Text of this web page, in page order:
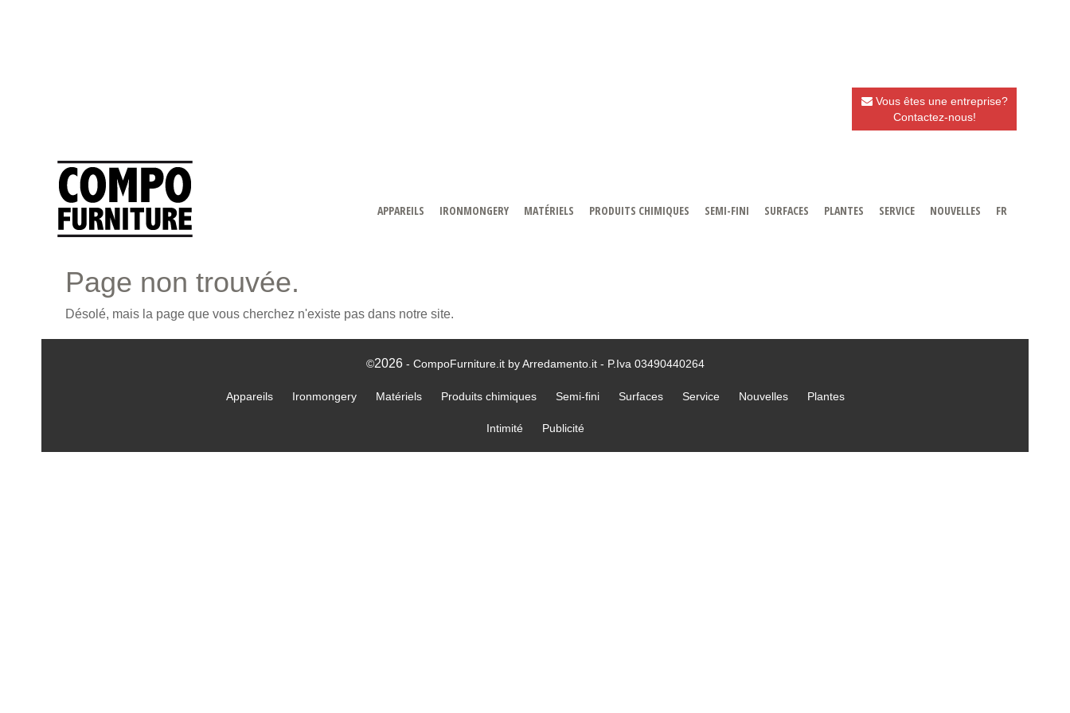
Vous êtes une entreprise?
Contactez-nous!
APPAREILS IRONMONGERY MATÉRIELS PRODUITS CHIMIQUES SEMI-FINI SURFACES PLANTES SERVICE NOUVELLES FR
Page non trouvée.
Désolé, mais la page que vous cherchez n'existe pas dans notre site.
©2026- CompoFurniture.it by Arredamento.it - P.Iva 03490440264
Appareils Ironmongery Matériels Produits chimiques Semi-fini Surfaces Service Nouvelles Plantes
Intimité Publicité